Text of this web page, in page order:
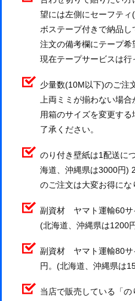
望には左側にセーフテ
ボステープ付きで納品
注文の備考欄にテープ希
現在テープサービスは行
少量数(10M以下)のご注
上両ミミが揃わない場
用箱のサイズを変更す
了承ください。
のり付き壁紙は1配送に
海道、沖縄県は3000円)
のご注文は大変お得にな
副資材 ヤマト運輸60サ
(北海道、沖縄県は1200
副資材 ヤマト運輸80サ
円。(北海道、沖縄県は
当店で販売している「